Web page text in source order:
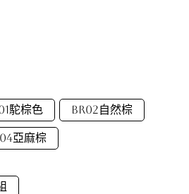
駝棕色 BR02自然棕
亞麻棕